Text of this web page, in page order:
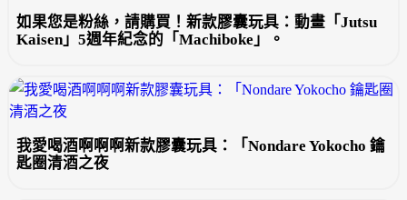
如果您是粉絲，請購買！新款膠囊玩具：動畫「Jutsu
Kaisen」5週年紀念的「Machiboke」。
我愛喝酒啊啊啊新款膠囊玩具：「Nondare Yokocho 鑰
匙圈清酒之夜